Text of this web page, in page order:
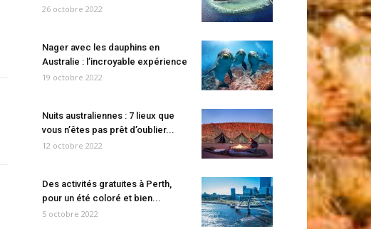
26 octobre 2022
Nager avec les dauphins en
Australie : l’incroyable expérience
19 octobre 2022
Nuits australiennes : 7 lieux que
vous n’êtes pas prêt d’oublier...
12 octobre 2022
Des activités gratuites à Perth,
pour un été coloré et bien...
5 octobre 2022